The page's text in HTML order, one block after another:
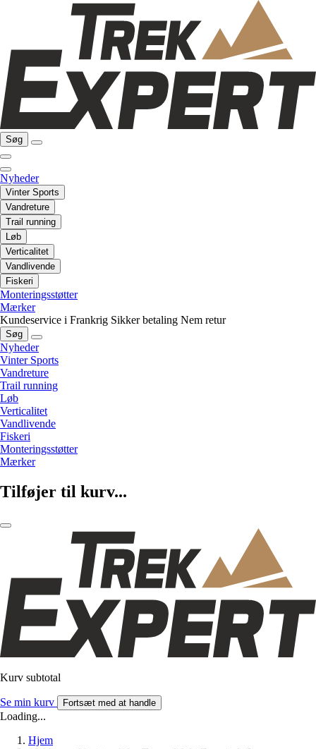
Søg
Nyheder
Vinter Sports
Vandreture
Trail running
Løb
Verticalitet
Vandlivende
Fiskeri
Monteringsstøtter
Mærker
Kundeservice i Frankrig Sikker betaling Nem retur
Søg
Nyheder
Vinter Sports
Vandreture
Trail running
Løb
Verticalitet
Vandlivende
Fiskeri
Monteringsstøtter
Mærker
Tilføjer til kurv...
Kurv subtotal
Se min kurv Fortsæt med at handle
Loading...
Hjem